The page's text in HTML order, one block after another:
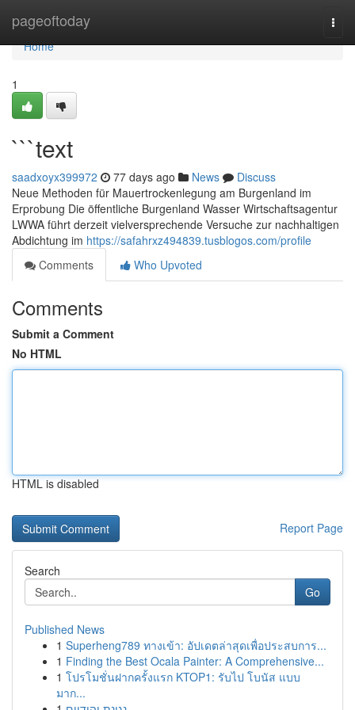
pageoftoday
Home
Home
1
```text
saadxoyx399972 77 days ago News
Discuss
Neue Methoden für Mauertrockenlegung am Burgenland im
Erprobung Die öffentliche Burgenland Wasser Wirtschaftsagentur
LWWA führt derzeit vielversprechende Versuche zur nachhaltigen
Abdichtung im https://safahrxz494839.tusblogos.com/profile
Comments
Who Upvoted
Comments
Submit a Comment
No HTML
HTML is disabled
Report Page
Search
Go
Published News
1 Superheng789 ทางเข้า: อัปเดตล่าสุดเพื่อประสบการ...
1 Finding the Best Ocala Painter: A Comprehensive...
1 โปรโมชั่นฝากครั้งแรก KTOP1: รับไป โบนัส แบบ
มาก...